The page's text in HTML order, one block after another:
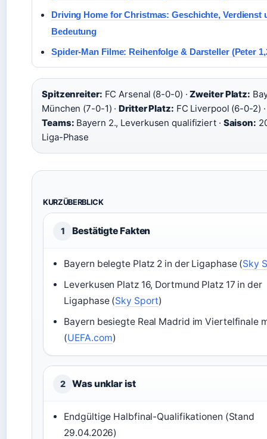
Driving Home for Christmas: Geschichte, Verdienst
Bedeutung
Spider-Man Filme: Reihenfolge & Darsteller (Peter
Spitzenreiter: FC Arsenal (8-0-0) ·Zweiter Platz:
München (7-0-1) ·Dritter Platz: FC Liverpool (6-0-2)
Teams: Bayern 2., Leverkusen qualifiziert · Saison:
Liga-Phase
KURZÜBERBLICK
1 Bestätigte Fakten
Bayern belegte Platz 2 in der Ligaphase (Sky
Leverkusen Platz 16, Dortmund Platz 17 in der
Ligaphase (Sky Sport)
Bayern besiegte Real Madrid im Viertelfinale
(UEFA.com)
2 Was unklar ist
Endgültige Halbfinal-Qualifikationen (Stand
29.04.2026)